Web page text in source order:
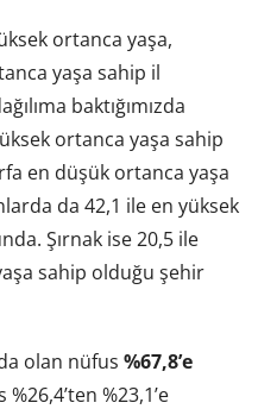
ortanca yaşa,
yaşa sahip il
baktığımızda
ortanca yaşa sahip
en düşük ortanca yaşa
da 42,1 ile en yüksek
Şırnak ise 20,5 ile
sahip olduğu şehir
olan nüfus %67,8’e
%23,1’e